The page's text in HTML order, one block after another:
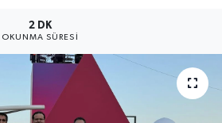
2 DK
OKUNMA SÜRESI